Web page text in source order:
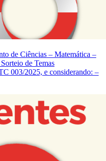
de Ciências – Matemática –
de Temas
003/2025, e considerando: –